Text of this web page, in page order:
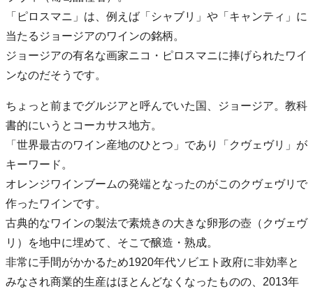
「ピロスマニ」は、例えば「シャブリ」や「キャンティ」に
当たるジョージアのワインの銘柄。
ジョージアの有名な画家ニコ・ピロスマニに捧げられたワイ
ンなのだそうです。
ちょっと前までグルジアと呼んでいた国、ジョージア。教科
書的にいうとコーカサス地方。
「世界最古のワイン産地のひとつ」であり「クヴェヴリ」が
キーワード。
オレンジワインブームの発端となったのがこのクヴェヴリで
作ったワインです。
古典的なワインの製法で素焼きの大きな卵形の壺（クヴェヴ
リ）を地中に埋めて、そこで醸造・熟成。
非常に手間がかかるため1920年代ソビエト政府に非効率と
みなされ商業的生産はほとんどなくなったものの、2013年